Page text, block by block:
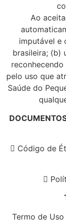
Ao
imputável e
brasileira; (b)
pelo uso que
Saúde do
 Código de

Termo de